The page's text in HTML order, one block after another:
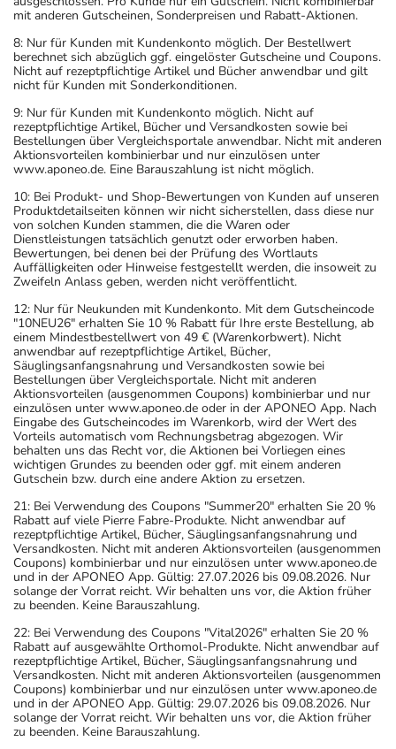
mit anderen Gutscheinen, Sonderpreisen und Rabatt-Aktionen.
8: Nur für Kunden mit Kundenkonto möglich. Der Bestellwert
berechnet sich abzüglich ggf. eingelöster Gutscheine und Coupons.
Nicht auf rezeptpflichtige Artikel und Bücher anwendbar und gilt
nicht für Kunden mit Sonderkonditionen.
9: Nur für Kunden mit Kundenkonto möglich. Nicht auf
rezeptpflichtige Artikel, Bücher und Versandkosten sowie bei
Bestellungen über Vergleichsportale anwendbar. Nicht mit anderen
Aktionsvorteilen kombinierbar und nur einzulösen unter
www.aponeo.de. Eine Barauszahlung ist nicht möglich.
10: Bei Produkt- und Shop-Bewertungen von Kunden auf unseren
Produktdetailseiten können wir nicht sicherstellen, dass diese nur
von solchen Kunden stammen, die die Waren oder
Dienstleistungen tatsächlich genutzt oder erworben haben.
Bewertungen, bei denen bei der Prüfung des Wortlauts
Auffälligkeiten oder Hinweise festgestellt werden, die insoweit zu
Zweifeln Anlass geben, werden nicht veröffentlicht.
12: Nur für Neukunden mit Kundenkonto. Mit dem Gutscheincode
"10NEU26" erhalten Sie 10 % Rabatt für Ihre erste Bestellung, ab
einem Mindestbestellwert von 49 € (Warenkorbwert). Nicht
anwendbar auf rezeptpflichtige Artikel, Bücher,
Säuglingsanfangsnahrung und Versandkosten sowie bei
Bestellungen über Vergleichsportale. Nicht mit anderen
Aktionsvorteilen (ausgenommen Coupons) kombinierbar und nur
einzulösen unter www.aponeo.de oder in der APONEO App. Nach
Eingabe des Gutscheincodes im Warenkorb, wird der Wert des
Vorteils automatisch vom Rechnungsbetrag abgezogen. Wir
behalten uns das Recht vor, die Aktionen bei Vorliegen eines
wichtigen Grundes zu beenden oder ggf. mit einem anderen
Gutschein bzw. durch eine andere Aktion zu ersetzen.
21: Bei Verwendung des Coupons "Summer20" erhalten Sie 20 %
Rabatt auf viele Pierre Fabre-Produkte. Nicht anwendbar auf
rezeptpflichtige Artikel, Bücher, Säuglingsanfangsnahrung und
Versandkosten. Nicht mit anderen Aktionsvorteilen (ausgenommen
Coupons) kombinierbar und nur einzulösen unter www.aponeo.de
und in der APONEO App. Gültig: 27.07.2026 bis 09.08.2026. Nur
solange der Vorrat reicht. Wir behalten uns vor, die Aktion früher
zu beenden. Keine Barauszahlung.
22: Bei Verwendung des Coupons "Vital2026" erhalten Sie 20 %
Rabatt auf ausgewählte Orthomol-Produkte. Nicht anwendbar auf
rezeptpflichtige Artikel, Bücher, Säuglingsanfangsnahrung und
Versandkosten. Nicht mit anderen Aktionsvorteilen (ausgenommen
Coupons) kombinierbar und nur einzulösen unter www.aponeo.de
und in der APONEO App. Gültig: 29.07.2026 bis 09.08.2026. Nur
solange der Vorrat reicht. Wir behalten uns vor, die Aktion früher
zu beenden. Keine Barauszahlung.